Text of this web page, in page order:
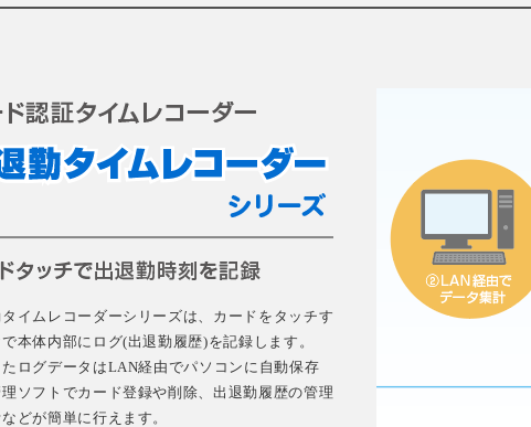
イムレコーダーシリーズは、カードをタッチす
本体内部にログ(出退勤履歴)を記録します。
ログデータはLAN経由でパソコンに自動保存
理ソフトでカード登録や削除、出退勤履歴の管理
どが簡単に行えます。